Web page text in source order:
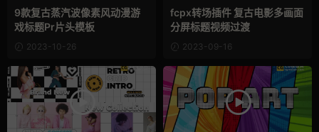
9款复古蒸汽波像素风动漫游
戏标题Pr片头模板
2023-10-26
fcpx转场插件 复古电影多画面
分屏标题视频过渡
2023-09-16